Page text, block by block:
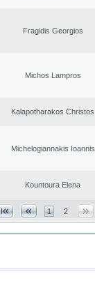
Fragidis Georgios
Michos Lampros
Kalapotharakos Christos
Michelogiannakis Ioannis
Kountoura Elena
1 2